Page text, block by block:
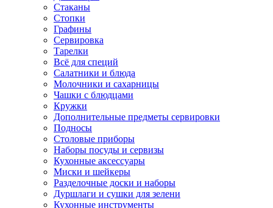
Стаканы
Стопки
Графины
Сервировка
Тарелки
Всё для специй
Салатники и блюда
Молочники и сахарницы
Чашки с блюдцами
Кружки
Дополнительные предметы сервировки
Подносы
Столовые приборы
Наборы посуды и сервизы
Кухонные аксессуары
Миски и шейкеры
Разделочные доски и наборы
Дуршлаги и сушки для зелени
Кухонные инструменты